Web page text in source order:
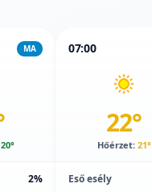
MA
20°
2%
07:00
22°
Hőérzet: 21°
Eső esély